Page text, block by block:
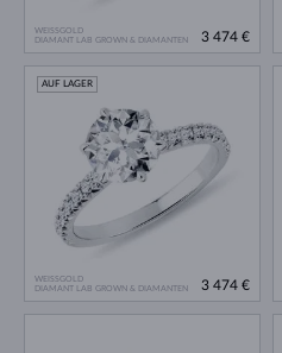
WEISSGOLD
DIAMANT LAB GROWN & DIAMANTEN
3 474 €
WEISSGOLD
DIAMANT LAB GROWN & DIAMANTEN
AUF LAGER
3 474 €